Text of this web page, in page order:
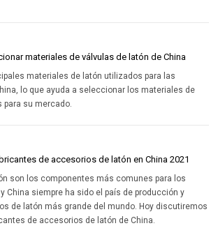
materiales de válvulas de latón de China
materiales de latón utilizados para las
lo que ayuda a seleccionar los materiales de
su mercado.
de accesorios de latón en China 2021
son los componentes más comunes para los
China siempre ha sido el país de producción y
de latón más grande del mundo. Hoy discutiremos
de accesorios de latón de China.